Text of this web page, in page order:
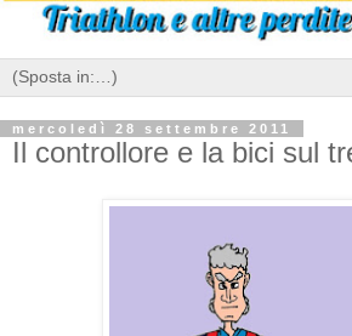
mercoledì 28 settembre 2011
Il controllore e la bici sul